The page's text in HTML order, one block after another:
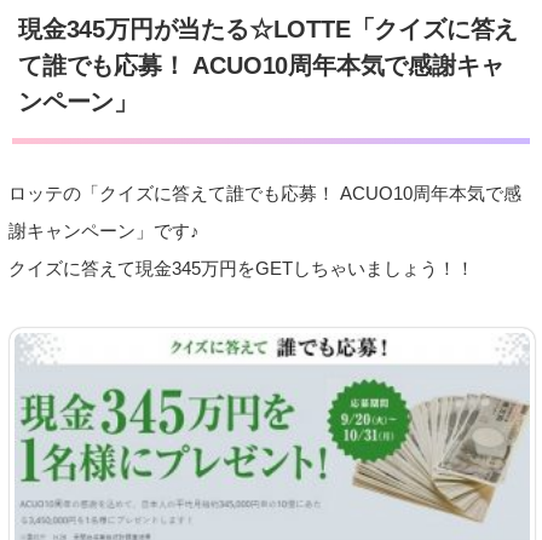
現金345万円が当たる☆LOTTE「クイズに答え
て誰でも応募！ ACUO10周年本気で感謝キャ
ンペーン」
ロッテの「クイズに答えて誰でも応募！ ACUO10周年本気で感
謝キャンペーン」です♪
クイズに答えて現金345万円をGETしちゃいましょう！！